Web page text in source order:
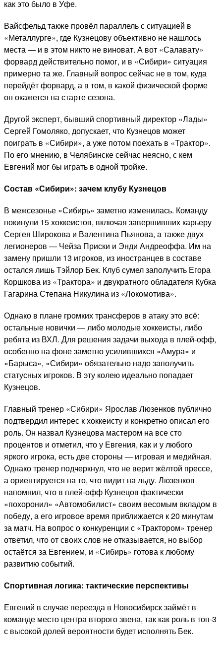
как это было в Уфе.
Вайсфельд также провёл параллель с ситуацией в
«Металлурге», где Кузнецову объективно не нашлось
места — и в этом никто не виноват. А вот «Салавату»
форвард действительно помог, и в «Сибири» ситуация
примерно та же. Главный вопрос сейчас не в том, куда
перейдёт форвард, а в том, в какой физической форме
он окажется на старте сезона.
Другой эксперт, бывший спортивный директор «Лады»
Сергей Гомоляко, допускает, что Кузнецов может
поиграть в «Сибири», а уже потом поехать в «Трактор».
По его мнению, в Челябинске сейчас неясно, с кем
Евгений мог бы играть в одной тройке.
Состав «Сибири»: зачем клубу Кузнецов
В межсезонье «Сибирь» заметно изменилась. Команду
покинули 15 хоккеистов, включая завершивших карьеру
Сергея Широкова и Валентина Пьянова, а также двух
легионеров — Чейза Приски и Энди Андреоффа. Им на
замену пришли 13 игроков, из иностранцев в составе
остался лишь Тэйлор Бек. Клуб сумел заполучить Егора
Коршкова из «Трактора» и двукратного обладателя Кубка
Гагарина Степана Никулина из «Локомотива».
Однако в плане громких трансферов в атаку это всё:
остальные новички — либо молодые хоккеисты, либо
ребята из ВХЛ. Для решения задачи выхода в плей-офф,
особенно на фоне заметно усилившихся «Амура» и
«Барыса», «Сибири» обязательно надо заполучить
статусных игроков. В эту колею идеально попадает
Кузнецов.
Главный тренер «Сибири» Ярослав Люзенков публично
подтвердил интерес к хоккеисту и конкретно описал его
роль. Он назвал Кузнецова мастером на все сто
процентов и отметил, что у Евгения, как и у любого
яркого игрока, есть две стороны — игровая и медийная.
Однако тренер подчеркнул, что не верит жёлтой прессе,
а ориентируется на то, что видит на льду. Люзенков
напомнил, что в плей-офф Кузнецов фактически
«похоронил» «Автомобилист» своим весомым вкладом в
победу, а его игровое время приближается к 20 минутам
за матч. На вопрос о конкуренции с «Трактором» тренер
ответил, что от своих слов не отказывается, но выбор
остаётся за Евгением, и «Сибирь» готова к любому
развитию событий.
Спортивная логика: тактические перспективы
Евгений в случае переезда в Новосибирск займёт в
команде место центра второго звена, так как роль в топ-3
с высокой долей вероятности будет исполнять Бек.